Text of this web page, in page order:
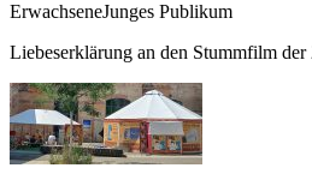
ErwachseneJunges Publikum
Liebeserklärung an den Stummfilm der